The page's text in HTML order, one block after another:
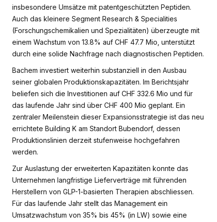
insbesondere Umsätze mit patentgeschützten Peptiden.
Auch das kleinere Segment Research & Specialities
(Forschungschemikalien und Spezialitäten) überzeugte mit
einem Wachstum von 13.8% auf CHF 47.7 Mio, unterstützt
durch eine solide Nachfrage nach diagnostischen Peptiden.
Bachem investiert weiterhin substanziell in den Ausbau
seiner globalen Produktionskapazitäten. Im Berichtsjahr
beliefen sich die Investitionen auf CHF 332.6 Mio und für
das laufende Jahr sind über CHF 400 Mio geplant. Ein
zentraler Meilenstein dieser Expansionsstrategie ist das neu
errichtete Building K am Standort Bubendorf, dessen
Produktionslinien derzeit stufenweise hochgefahren
werden.
Zur Auslastung der erweiterten Kapazitäten konnte das
Unternehmen langfristige Lieferverträge mit führenden
Herstellern von GLP-1-basierten Therapien abschliessen.
Für das laufende Jahr stellt das Management ein
Umsatzwachstum von 35% bis 45% (in LW) sowie eine